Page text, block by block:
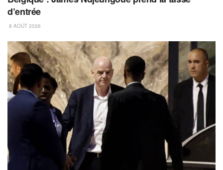
d’entrée
8 AOÛT 2026